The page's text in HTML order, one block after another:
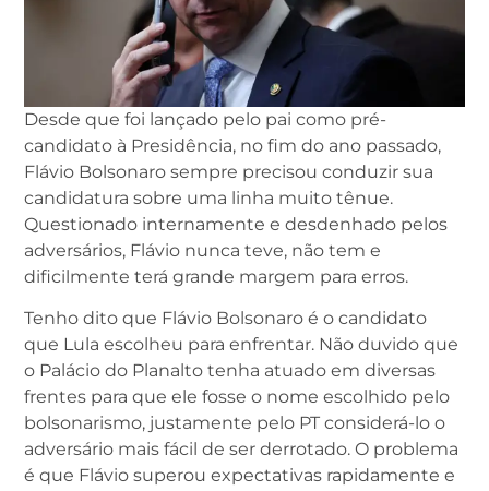
Desde que foi lançado pelo pai como pré-
candidato à Presidência, no fim do ano passado,
Flávio Bolsonaro sempre precisou conduzir sua
candidatura sobre uma linha muito tênue.
Questionado internamente e desdenhado pelos
adversários, Flávio nunca teve, não tem e
dificilmente terá grande margem para erros.
Tenho dito que Flávio Bolsonaro é o candidato
que Lula escolheu para enfrentar. Não duvido que
o Palácio do Planalto tenha atuado em diversas
frentes para que ele fosse o nome escolhido pelo
bolsonarismo, justamente pelo PT considerá-lo o
adversário mais fácil de ser derrotado. O problema
é que Flávio superou expectativas rapidamente e